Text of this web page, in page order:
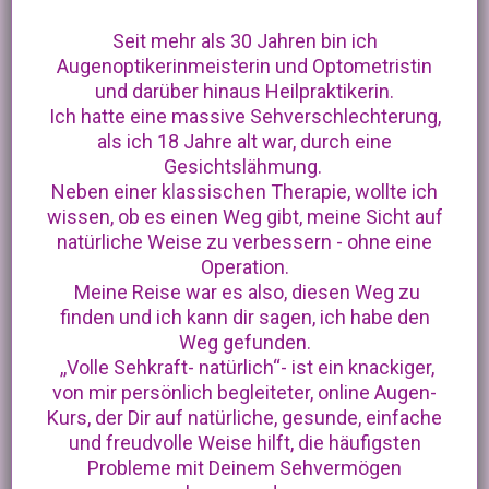
Seit mehr als 30 Jahren bin ich
Augenoptikerinmeisterin und Optometristin
und darüber hinaus Heilpraktikerin.
Ich hatte eine massive Sehverschlechterung,
als ich 18 Jahre alt war, durch eine
Gesichtslähmung.
Neben einer k assischen Therapie, wollte ich
wissen, ob es einen Weg gibt, meine Sicht auf
natürliche Weise zu verbessern - ohne eine
Operation.
Meine Reise war es also, diesen Weg zu
finden und ich kann dir sagen, ich habe den
Weg gefunden.
,,Volle Sehkraft- natürlich“- ist ein knackiger,
von mir persönlich begleiteter, online Augen-
Kurs, der Dir auf natürliche, gesunde, einfache
und freudvolle Weise hilft, die häufigsten
Probleme mit Deinem Sehvermögen